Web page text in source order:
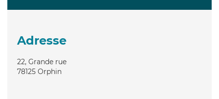
Adresse
22, Grande rue
78125 Orphin